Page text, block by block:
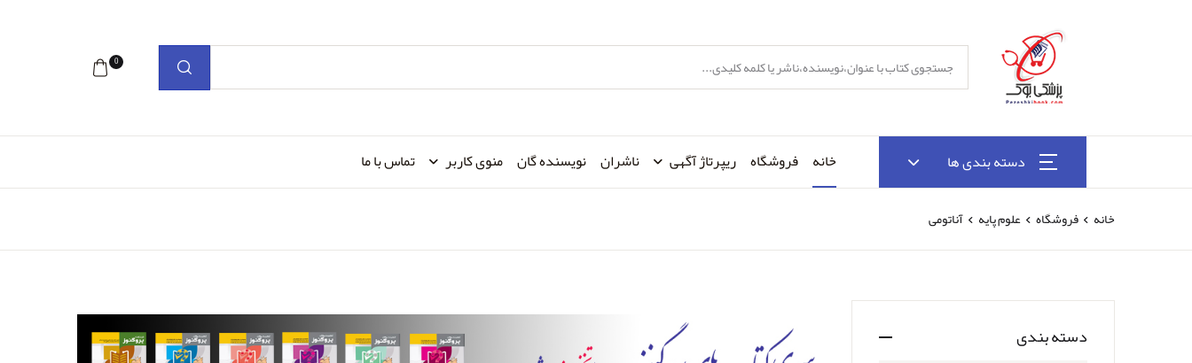
0
دسته بندی ها خانه فروشگاه ریپرتاژ آگهی ناشران نویسنده گان منوی کاربر تماس با ما
خانه فروشگاه علوم پایه آناتومی
دسته بندی